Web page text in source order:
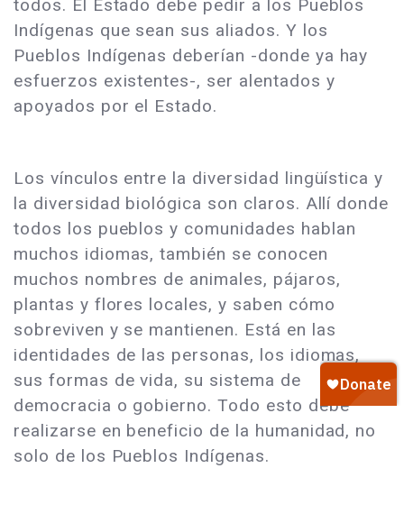
todos. El Estado debe pedir a los Pueblos
Indígenas que sean sus aliados. Y los
Pueblos Indígenas deberían -donde ya hay
esfuerzos existentes-, ser alentados y
apoyados por el Estado.
Los vínculos entre la diversidad lingüística y
la diversidad biológica son claros. Allí donde
todos los pueblos y comunidades hablan
muchos idiomas, también se conocen
muchos nombres de animales, pájaros,
plantas y flores locales, y saben cómo
sobreviven y se mantienen. Está en las
identidades de las personas, los idiomas,
sus formas de vida, su sistema de
democracia o gobierno. Todo esto debe
realizarse en beneficio de la humanidad, no
solo de los Pueblos Indígenas.